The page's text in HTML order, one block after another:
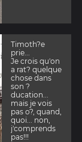
Timoth?e
prie...
Je crois qu'on
a rat? quelque
chose dans
son ?
ducation...
mais je vois
pas o?, quand,
quoi... non,
j'comprends
pas!!!